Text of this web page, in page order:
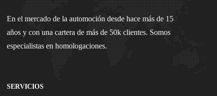
En el mercado de la automoción desde hace más de 15
años y con una cartera de más de 50k clientes. Somos
especialistas en homologaciones.
SERVICIOS